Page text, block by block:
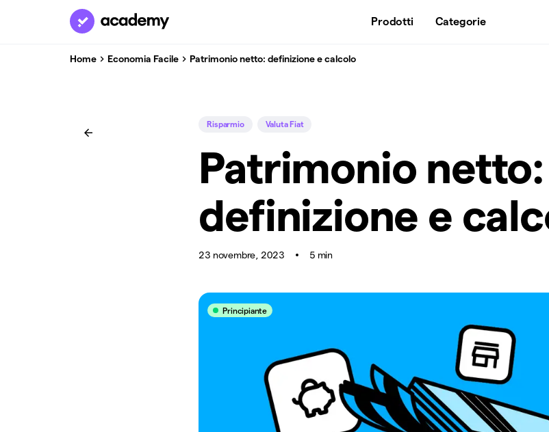
Prodotti Categorie
Home Economia Facile Patrimonio netto: definizione e calcolo
Risparmio Valuta Fiat
Patrimonio netto:
definizione e
23 novembre, 2023 5 min
Principiante